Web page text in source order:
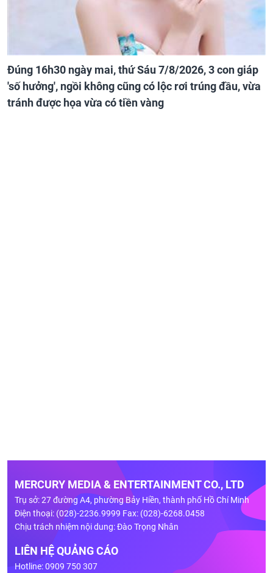
Đúng 16h30 ngày mai, thứ Sáu 7/8/2026, 3 con giáp
'số hưởng', ngồi không cũng có lộc rơi trúng đầu, vừa
tránh được họa vừa có tiền vàng
MERCURY MEDIA & ENTERTAINMENT CO., LTD
Trụ sở: 27 đường A4, phường Bảy Hiền, thành phố Hồ Chí Minh
Điện thoại: (028)-2236.9999 Fax: (028)-6268.0458
Chịu trách nhiệm nội dung: Đào Trọng Nhân
LIÊN HỆ QUẢNG CÁO
Hotline: 0909 750 307